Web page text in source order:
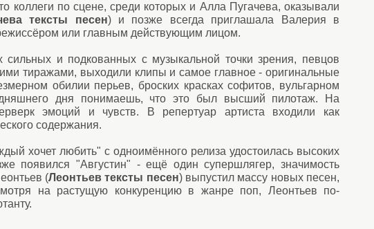
коллеги по сцене, среди которых и Алла Пугачева, оказывали
тексты песен) и позже всегда приглашала Валерия в
или главным действующим лицом.
и подкованных с музыкальной точки зрения, певцов
тиражами, выходили клипы и самое главное - оригинальные
обилии перьев, броских красках софитов, вульгарном
дня понимаешь, что это был высший пилотаж. На
эмоций и чувств. В репертуар артиста входили как
содержания.
хочет любить" с одноимённого релиза удостоилась высоких
появился "Августин" - ещё один супершлягер, значимость
(Леонтьев тексты песен) выпустил массу новых песен,
на растущую конкуренцию в жанре поп, Леонтьев по-